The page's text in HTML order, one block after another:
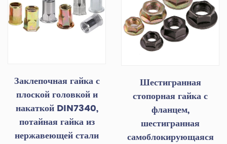
Заклепочная гайка с
плоской головкой и
накаткой DIN7340,
потайная гайка из
нержавеющей стали
Шестигранная
стопорная гайка с
фланцем,
шестигранная
самоблокирующаяся